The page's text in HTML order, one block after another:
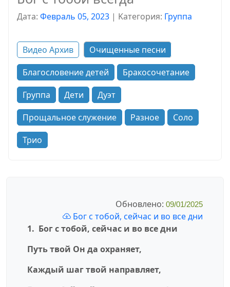
Дата: Февраль 05, 2023 | Kатегория: Группа
Видео Архив
Очищенные песни
Благословение детей
Бракосочетание
Группа
Дети
Дуэт
Прощальное служение
Разное
Соло
Трио
Обновлено: 09/01/2025
Бог с тобой, сейчас и во все дни
1. Бог с тобой, сейчас и во все дни
Путь твой Он да охраняет,
Каждый шаг твой направляет,